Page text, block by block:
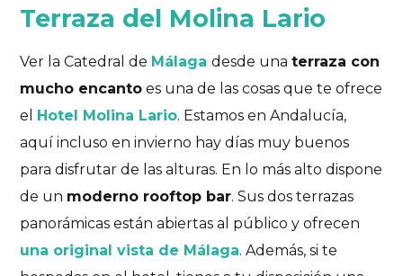
Lugares con encanto Málaga
Málaga con encanto
¡Vamos a conocer algunos rincones de Málaga!
15/07/2019 4 comentarios 10 Likes
Terraza del Molina Lario
Ver la Catedral de Málaga desde unaterraza con
mucho encanto es una de las cosas que te ofrece
el Hotel Molina Lario. Estamos en Andalucía,
aquí incluso en invierno hay días muy buenos
para disfrutar de las alturas. En lo más alto dispone
de un moderno rooftop bar. Sus dos terrazas
panorámicas están abiertas al público y ofrecen
una original vista de Málaga. Además, si te